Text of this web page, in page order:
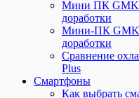
Мини ПК
доработки
Мини-ПК
доработки
Сравнение
Plus
Смартфоны
Как выбрать